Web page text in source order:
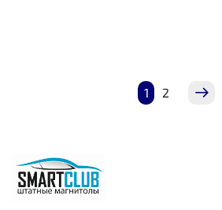
1 2